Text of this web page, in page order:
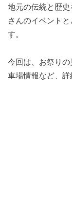
地元の伝統と歴史
さんのイベント
す。
今回は、お祭り
車場情報など、詳